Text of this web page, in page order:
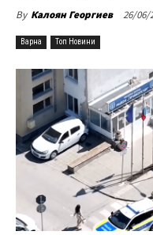
By Калоян Георгиев 26/06/
Варна Топ Новини